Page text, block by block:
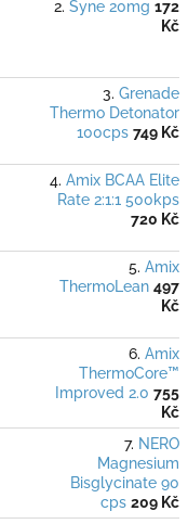
Syne 20mg 172
Kč
Grenade
Thermo Detonator
100cps 749 Kč
Amix BCAA Elite
Rate 2:1:1 500kps
720 Kč
Amix
ThermoLean 497
Kč
Amix
ThermoCore™
Improved 2.0 755
Kč
NERO
Magnesium
Bisglycinate 90
cps 209 Kč